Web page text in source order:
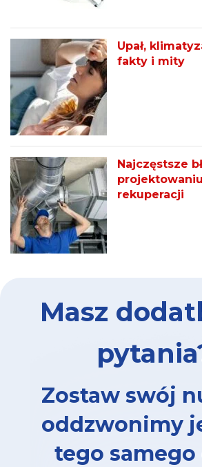
Upał,
fakty i mity
Najczęstsze
rekuperacji
Masz
Zostaw swój
oddzwonimy
tego samego